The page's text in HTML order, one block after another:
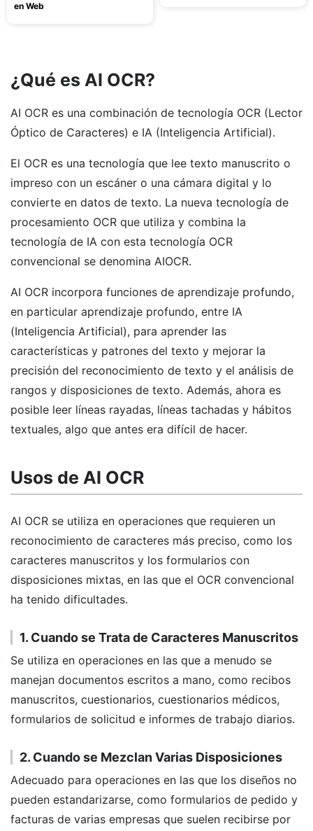
en Web
¿Qué es AI OCR?
AI OCR es una combinación de tecnología OCR (Lector
Óptico de Caracteres) e IA (Inteligencia Artificial).
El OCR es una tecnología que lee texto manuscrito o
impreso con un escáner o una cámara digital y lo
convierte en datos de texto. La nueva tecnología de
procesamiento OCR que utiliza y combina la
tecnología de IA con esta tecnología OCR
convencional se denomina AIOCR.
AI OCR incorpora funciones de aprendizaje profundo,
en particular aprendizaje profundo, entre IA
(Inteligencia Artificial), para aprender las
características y patrones del texto y mejorar la
precisión del reconocimiento de texto y el análisis de
rangos y disposiciones de texto. Además, ahora es
posible leer líneas rayadas, líneas tachadas y hábitos
textuales, algo que antes era difícil de hacer.
Usos de AI OCR
AI OCR se utiliza en operaciones que requieren un
reconocimiento de caracteres más preciso, como los
caracteres manuscritos y los formularios con
disposiciones mixtas, en las que el OCR convencional
ha tenido dificultades.
1. Cuando se Trata de Caracteres Manuscritos
Se utiliza en operaciones en las que a menudo se
manejan documentos escritos a mano, como recibos
manuscritos, cuestionarios, cuestionarios médicos,
formularios de solicitud e informes de trabajo diarios.
2. Cuando se Mezclan Varias Disposiciones
Adecuado para operaciones en las que los diseños no
pueden estandarizarse, como formularios de pedido y
facturas de varias empresas que suelen recibirse por